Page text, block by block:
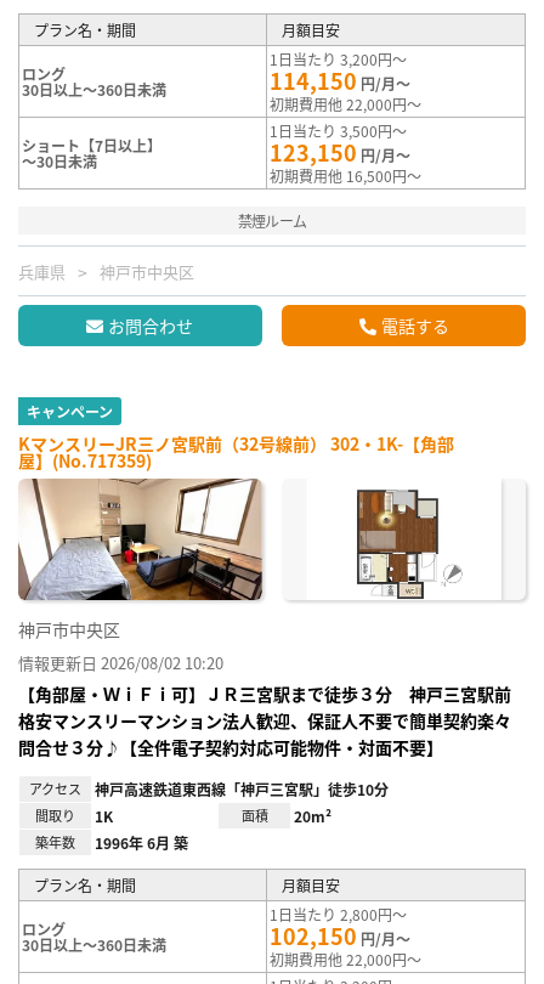
プラン名・期間 月額目安
ロング
30日以上～360日未満
1日当たり 3,200円～
114,150 円/月～
初期費用他 22,000円～
ショート【7日以上】
～30日未満
1日当たり 3,500円～
123,150 円/月～
初期費用他 16,500円～
禁煙ルーム
兵庫県 神戸市中央区
お問合わせ 電話する
キャンペーン
KマンスリーJR三ノ宮駅前（32号線前） 302・1K-【角部
屋】(No.717359)
神戸市中央区
情報更新日 2026/08/02 10:20
【角部屋・ＷｉＦｉ可】ＪＲ三宮駅まで徒歩３分 神戸三宮駅前
格安マンスリーマンション法人歓迎、保証人不要で簡単契約楽々
問合せ３分♪【全件電子契約対応可能物件・対面不要】
アクセス 神戸高速鉄道東西線「神戸三宮駅」徒歩10分
間取り 1K 面積 20m²
築年数 1996年 6月 築
プラン名・期間 月額目安
ロング
30日以上～360日未満
1日当たり 2,800円～
102,150 円/月～
初期費用他 22,000円～